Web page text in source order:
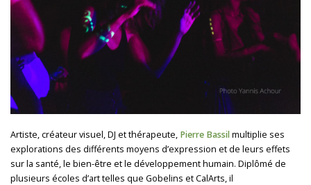
Artiste, créateur visuel, DJ et thérapeute, Pierre Bassilmultiplie ses
explorations des différents moyens d’expression et de leurs effets
sur la santé, le bien-être et le développement humain. Diplômé de
plusieurs écoles d’art telles que Gobelins et CalArts, il